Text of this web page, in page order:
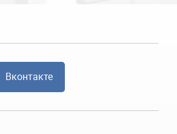
Вконтакте